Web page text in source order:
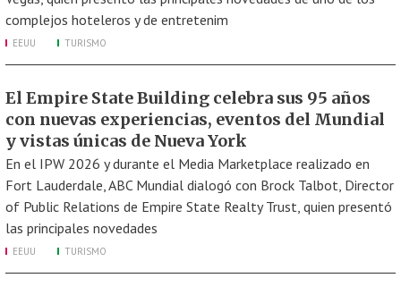
complejos hoteleros y de entretenim
EEUU TURISMO
El Empire State Building celebra sus 95 años
con nuevas experiencias, eventos del Mundial
y vistas únicas de Nueva York
En el IPW 2026 y durante el Media Marketplace realizado en
Fort Lauderdale, ABC Mundial dialogó con Brock Talbot, Director
of Public Relations de Empire State Realty Trust, quien presentó
las principales novedades
EEUU TURISMO